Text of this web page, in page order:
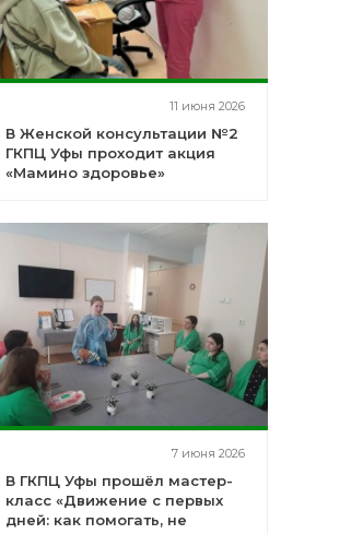
11 июня 2026
В Женской консультации №2
ГКПЦ Уфы проходит акция
«Мамино здоровье»
7 июня 2026
В ГКПЦ Уфы прошёл мастер-
класс «Движение с первых
дней: как помогать, не